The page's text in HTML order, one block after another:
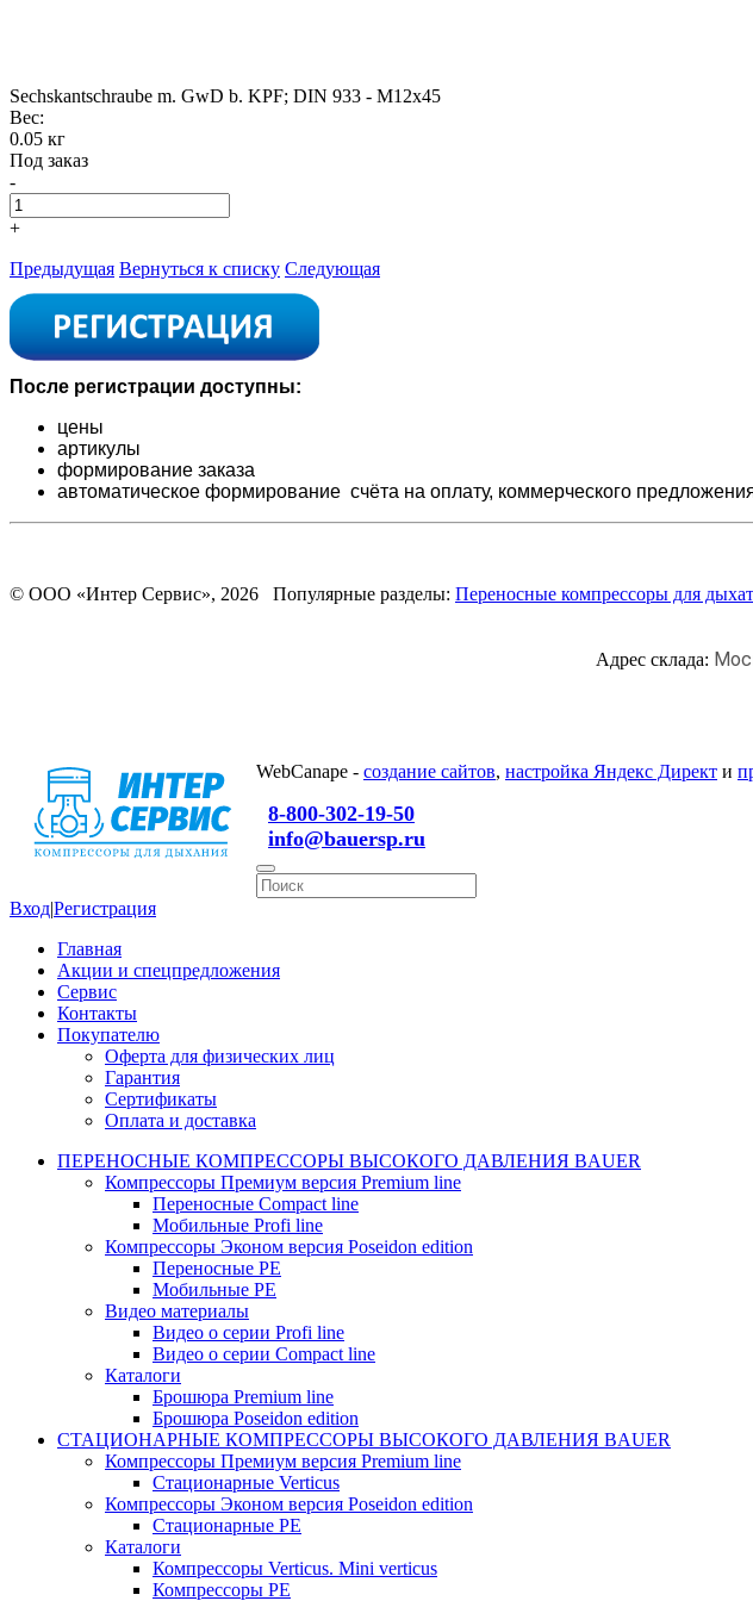
Sechskantschraube m. GwD b. KPF; DIN 933 - M12x45
Вес:
0.05 кг
Под заказ
-
+
Предыдущая Вернуться к списку Следующая
После регистрации доступны:
цены
артикулы
формирование заказа
автоматическое формирование счёта на оплату, коммерческого
© ООО «Интер Сервис», 2026 Популярные разделы: Переносные компрессоры для
Адрес склада:
WebCanape - создание сайтов, настройка Яндекс Директ и
8-800-302-19-50
info@bauersp.ru
Вход|Регистрация
Главная
Акции и спецпредложения
Сервис
Контакты
Покупателю
Оферта для физических лиц
Гарантия
Сертификаты
Оплата и доставка
ПЕРЕНОСНЫЕ КОМПРЕССОРЫ ВЫСОКОГО ДАВЛЕНИЯ BAUER
Компрессоры Премиум версия Premium line
Переносные Compact line
Мобильные Profi line
Компрессоры Эконом версия Poseidon edition
Переносные PE
Мобильные PE
Видео материалы
Видео о серии Profi line
Видео о серии Compact line
Каталоги
Брошюра Premium line
Брошюра Poseidon edition
СТАЦИОНАРНЫЕ КОМПРЕССОРЫ ВЫСОКОГО ДАВЛЕНИЯ BAUER
Компрессоры Премиум версия Premium line
Стационарные Verticus
Компрессоры Эконом версия Poseidon edition
Стационарные PE
Каталоги
Компрессоры Verticus. Mini verticus
Компрессоры PE